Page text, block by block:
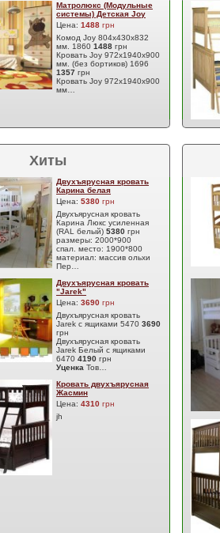
Матролюкс (Модульные
системы) Детская Joy
Цена: 1488 грн
Комод Joy 804х430х832
мм. 1860 1488 грн
Кровать Joy 972х1940х900
мм. (без бортиков) 1696
1357 грн
Кровать Joy 972х1940х900
мм…
Хиты
Двухъярусная кровать
Карина белая
Цена: 5380 грн
Двухъярусная кровать
Карина Люкс усиленная
(RAL белый) 5380 грн
размеры: 2000*900
спал. место: 1900*800
материал: массив ольхи
Пер…
Двухъярусная кровать
"Jarek"
Цена: 3690 грн
Двухъярусная кровать
Jarek с ящиками 5470 3690
грн
Двухъярусная кровать
Jarek Белый с ящиками
6470 4190 грн
Уценка Тов…
Кровать двухъярусная
Жасмин
Цена: 4310 грн
jh